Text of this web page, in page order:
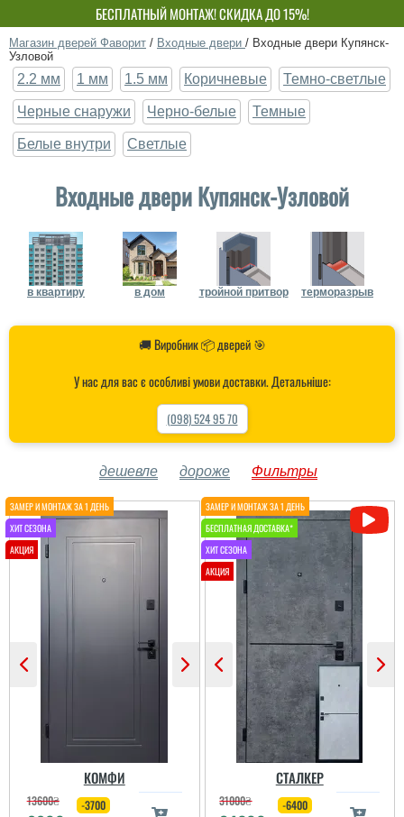
БЕСПЛАТНЫЙ МОНТАЖ! СКИДКА ДО 15%!
СОБСТВЕННОЕ ПРОИЗВОДСТВО-НЕ ПЕРЕПЛАЧИВАЙ!
Магазин дверей Фаворит / Входные двери / Входные двери Купянск-
Узловой
2.2 мм 1 мм 1.5 мм Коричневые Темно-светлые
Черные снаружи Черно-белые Темные
Белые внутри Светлые
Входные двери Купянск-Узловой
в квартиру в дом тройной притвор терморазрыв
🚚 Виробник 📦 дверей 🎯
У нас для вас є особливі умови доставки. Детальніше:
(098) 524 95 70
дешевле дороже Фильтры
КОМФИ
13600₴ -3700
СТАЛКЕР
31000₴ -6400